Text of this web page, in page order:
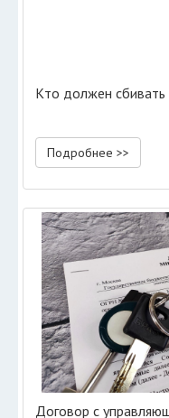
Кто должен сбивать
Подробнее >>
Договор с